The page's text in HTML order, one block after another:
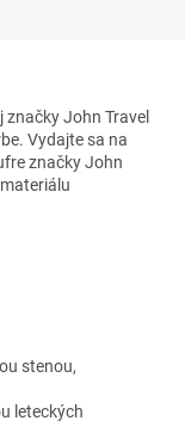
John Travel
Vydajte sa na
značky John
stenou,
leteckých